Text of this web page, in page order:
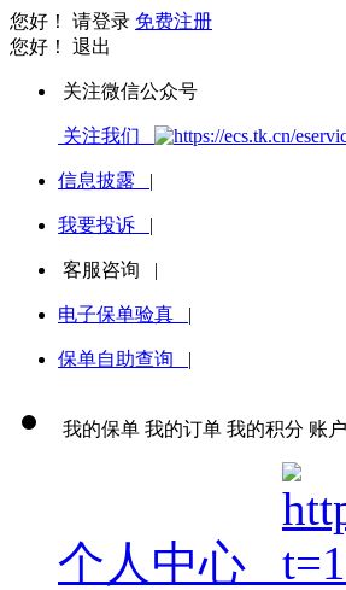
您好！ 请登录 免费注册
您好！ 退出
关注微信公众号
关注我们
信息披露 |
我要投诉 |
客服咨询 |
电子保单验真 |
保单自助查询 |
我的保单 我的订单 我的积分 账
个人中心